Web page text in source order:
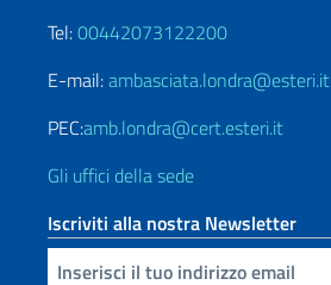
Tel:00442073122200
E-mail:ambasciata.londra@esteri.it
PEC:amb.londra@cert.esteri.it
Gli uffici della sede
Iscriviti alla nostra Newsletter
Inserisci la tua email